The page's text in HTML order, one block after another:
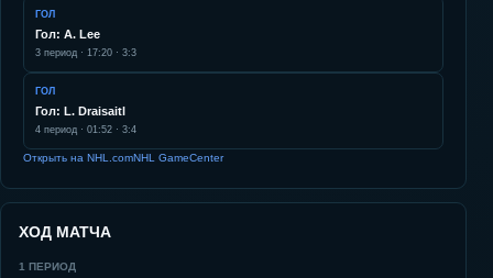
ГОЛ
Гол: A. Lee
3 период · 17:20 · 3:3
ГОЛ
Гол: L. Draisaitl
4 период · 01:52 · 3:4
Открыть на NHL.comNHL GameCenter
ХОД МАТЧА
1 ПЕРИОД